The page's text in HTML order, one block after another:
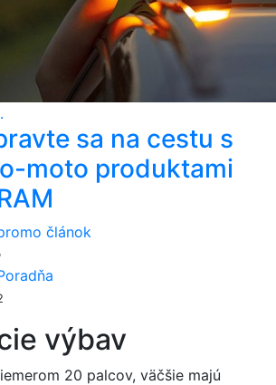
sa na cestu s
moto produktami
článok
výbav
20 palcov, väčšie majú